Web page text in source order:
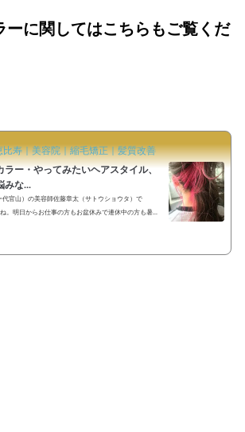
ーに関してはこちらもご覧くだ
寿｜美容院｜縮毛矯正｜髪質改善
ー・やってみたいヘアスタイル、
みな...
官山）の美容師佐藤章太（サトウショウタ）で
。明日からお仕事の方もお盆休みで連休中の方も暑さ